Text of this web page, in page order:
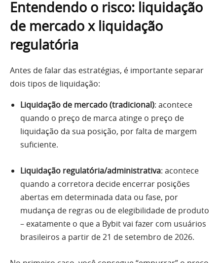
Entendendo o risco: liquidação
de mercado x liquidação
regulatória
Antes de falar das estratégias, é importante separar
dois tipos de liquidação:
Liquidação de mercado (tradicional): acontece
quando o preço de marca atinge o preço de
liquidação da sua posição, por falta de margem
suficiente.
Liquidação regulatória/administrativa: acontece
quando a corretora decide encerrar posições
abertas em determinada data ou fase, por
mudança de regras ou de elegibilidade de produto
– exatamente o que a Bybit vai fazer com usuários
brasileiros a partir de 21 de setembro de 2026.